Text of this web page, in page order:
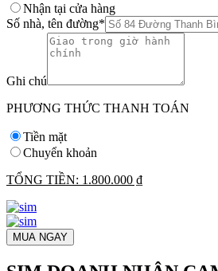
Nhận tại cửa hàng
Số nhà, tên đường*
Ghi chú
PHƯƠNG THỨC THANH TOÁN
Tiền mặt
Chuyển khoản
TỔNG TIỀN: 1.800.000 ₫
MUA NGAY